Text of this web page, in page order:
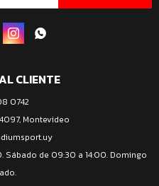
CLIENTE
0742
Montevideo
Sábado de 09:30 a 14:00. Domingo
 